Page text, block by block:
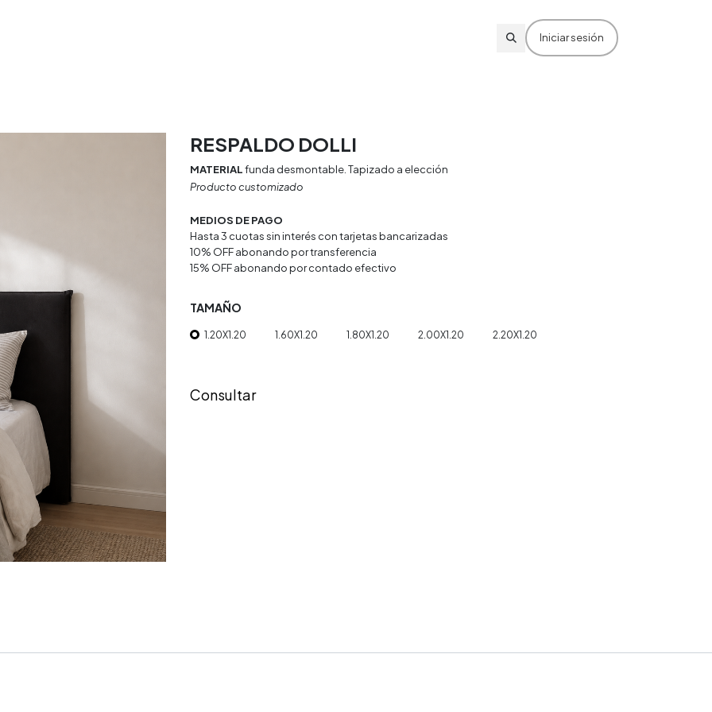
Iniciar sesión
RESPALDO DOLLI
MATERIALfunda desmontable. Tapizado a elección
Producto customizado
MEDIOS DE PAGO
Hasta 3 cuotas sin interés con tarjetas bancarizadas
10% OFF abonando por transferencia
15% OFF abonando por contado efectivo
TAMAÑO
1.20X1.20 1.60X1.20 1.80X1.20 2.00X1.20 2.20X1.20
Consultar